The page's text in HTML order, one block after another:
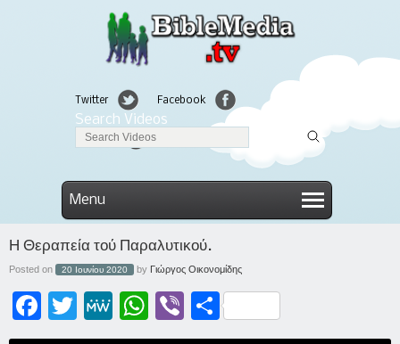
Twitter Facebook
Linkedin
Search Videos
Menu
Η Θεραπεία τού Παραλυτικού.
Posted on 20 Ιουνίου 2020 by Γιώργος Οικονομίδης
Facebook Twitter MeWe WhatsAppViber Μοιραστείτε